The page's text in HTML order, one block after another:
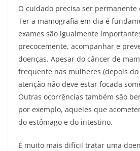
O cuidado precisa ser permanente
Ter a mamografia em dia é
exames são igualmente
precocemente, acompanhar e
doenças. Apesar do câncer de
frequente nas mulheres (depois do
atenção não deve estar focada
Outras ocorrências também são
por exemplo, aqueles que
do estômago e do intestino.
É muito mais difícil tratar uma